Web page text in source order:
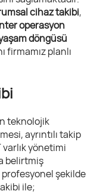
cihaz takibi,
operasyon
döngüsü
firmamız planlı
teknolojik
ayrıntılı takip
varlık yönetimi
belirtmiş
profesyonel şekilde
ile;